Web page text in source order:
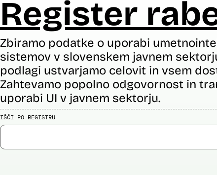
Register
Zbiramo podatke o uporabi
sistemov v slovenskem javnem
podlagi ustvarjamo celovit in vsem
Zahtevamo popolno odgovornost in
uporabi UI v javnem sektorju.
IŠČI PO REGISTRU